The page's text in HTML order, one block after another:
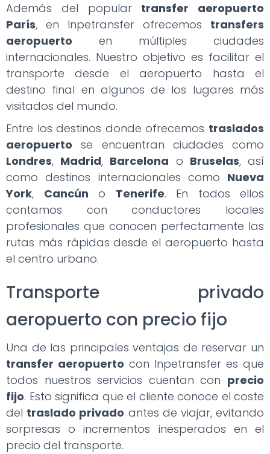
Además del popular transfer aeropuerto
París, en Inpetransfer ofrecemos transfers
aeropuerto en múltiples ciudades
internacionales. Nuestro objetivo es facilitar el
transporte desde el aeropuerto hasta el
destino final en algunos de los lugares más
visitados del mundo.
Entre los destinos donde ofrecemos traslados
aeropuerto se encuentran ciudades como
Londres, Madrid, Barcelona o Bruselas, así
como destinos internacionales como Nueva
York, Cancún o Tenerife. En todos ellos
contamos con conductores locales
profesionales que conocen perfectamente las
rutas más rápidas desde el aeropuerto hasta
el centro urbano.
Transporte privado
aeropuerto con precio fijo
Una de las principales ventajas de reservar un
transfer aeropuerto con Inpetransfer es que
todos nuestros servicios cuentan con precio
fijo. Esto significa que el cliente conoce el coste
del traslado privado antes de viajar, evitando
sorpresas o incrementos inesperados en el
precio del transporte.